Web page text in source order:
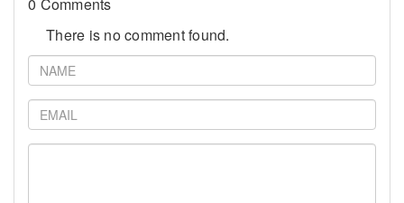
There is no comment found.